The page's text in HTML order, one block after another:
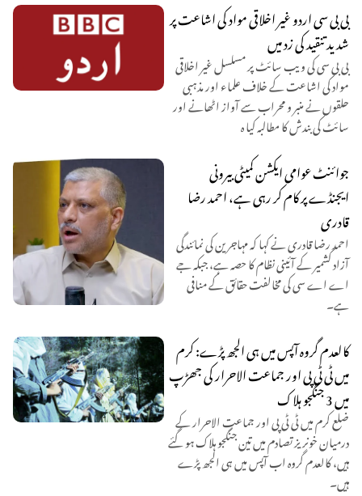
بی بی سی اردو غیر اخلاقی مواد کی اشاعت پر
شدید تنقید کی زد میں
بی بی سی کی ویب سائٹ پر مسلسل غیر اخلاقی
مواد کی اشاعت کے خلاف علماء اور مذہبی
حلقوں نے منبر و محراب سے آواز اٹھانے اور
سائٹ کی بندش کا مطالبہ کیا ہ
جوائنٹ عوامی ایکشن کمیٹی بیرونی
ایجنڈے پر کام کر رہی ہے، احمد رضا
قادری
احمد رضا قادری نے کہا کہ مہاجرین کی نمائندگی
آزاد کشمیر کے آئینی نظام کا حصہ ہے، جبکہ جے
اے اے سی کی مخالفت حقائق کے منافی
ہے۔
کالعدم گروہ آپس میں ہی الجھ پڑے: کرم
میں ٹی ٹی پی اور جماعت الاحرار کی جھڑپ
میں 3 جنگجو ہلاک
ضلع کرم میں ٹی ٹی پی اور جماعت الاحرار کے
درمیان خونریز تصادم میں تین جنگجو ہلاک ہو گئے
ہیں، کالعدم گروہ اب آپس میں ہی الجھ پڑے
ہیں۔